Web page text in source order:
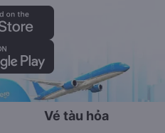
Vé tàu hỏa